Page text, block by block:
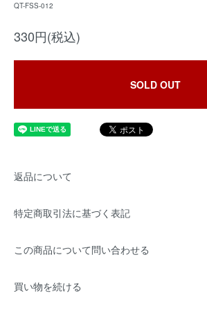
QT-FSS-012
330円(税込)
SOLD OUT
返品について
特定商取引法に基づく表記
この商品について問い合わせる
買い物を続ける